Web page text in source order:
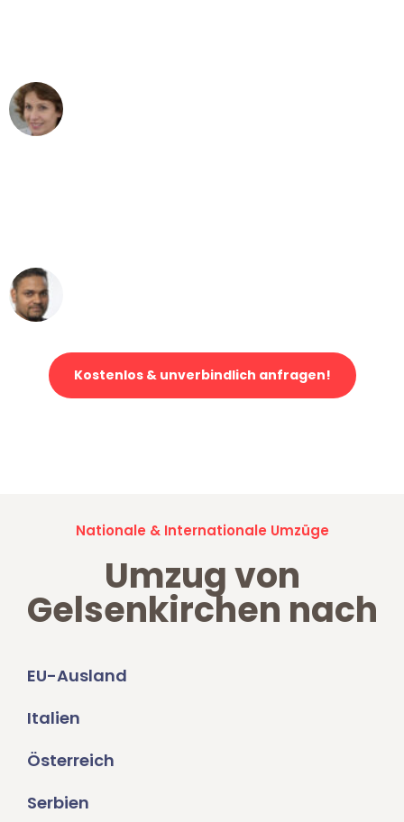
Kostenlos & unverbindlich anfragen!
Nationale & Internationale Umzüge
Umzug von
Gelsenkirchen nach
EU-Ausland
Italien
Österreich
Serbien